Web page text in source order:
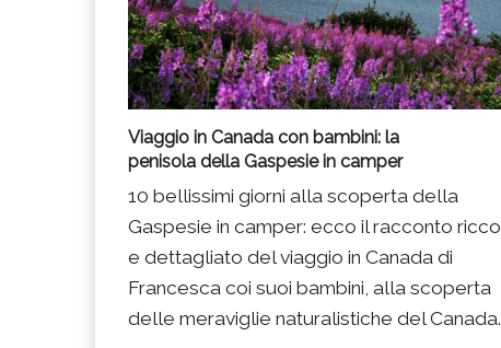
Viaggio in Canada con bambini: la
penisola della Gaspesie in camper
10 bellissimi giorni alla scoperta della
Gaspesie in camper: ecco il racconto ricco
e dettagliato del viaggio in Canada di
Francesca coi suoi bambini, alla scoperta
delle meraviglie naturalistiche del Canada.